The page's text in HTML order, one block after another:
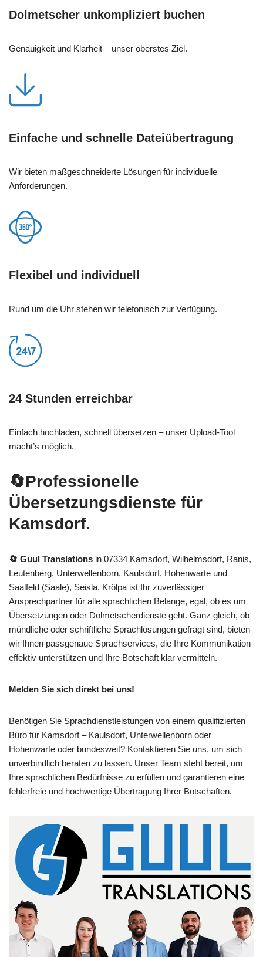
Dolmetscher unkompliziert buchen
Genauigkeit und Klarheit – unser oberstes Ziel.
Einfache und schnelle Dateiübertragung
Wir bieten maßgeschneiderte Lösungen für individuelle
Anforderungen.
Flexibel und individuell
Rund um die Uhr stehen wir telefonisch zur Verfügung.
24 Stunden erreichbar
Einfach hochladen, schnell übersetzen – unser Upload-Tool
macht’s möglich.
🔄Professionelle
Übersetzungsdienste für
Kamsdorf.
🔄 Guul Translations in 07334 Kamsdorf, Wilhelmsdorf, Ranis,
Leutenberg, Unterwellenborn, Kaulsdorf, Hohenwarte und
Saalfeld (Saale), Seisla, Krölpa ist Ihr zuverlässiger
Ansprechpartner für alle sprachlichen Belange, egal, ob es um
Übersetzungen oder Dolmetscherdienste geht. Ganz gleich, ob
mündliche oder schriftliche Sprachlösungen gefragt sind, bieten
wir Ihnen passgenaue Sprachservices, die Ihre Kommunikation
effektiv unterstützen und Ihre Botschaft klar vermitteln.
Melden Sie sich direkt bei uns!
Benötigen Sie Sprachdienstleistungen von einem qualifizierten
Büro für Kamsdorf – Kaulsdorf, Unterwellenborn oder
Hohenwarte oder bundesweit? Kontaktieren Sie uns, um sich
unverbindlich beraten zu lassen. Unser Team steht bereit, um
Ihre sprachlichen Bedürfnisse zu erfüllen und garantieren eine
fehlerfreie und hochwertige Übertragung Ihrer Botschaften.